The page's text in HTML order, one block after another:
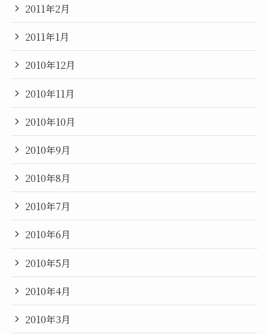
2011年2月
2011年1月
2010年12月
2010年11月
2010年10月
2010年9月
2010年8月
2010年7月
2010年6月
2010年5月
2010年4月
2010年3月